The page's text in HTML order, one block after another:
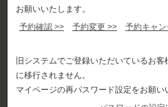
お願いいたします。
予約確認 >>
予約変更 >> 予約キャ
旧システムでご登録いただいているお
に移行されません。
マイページの再パスワード設定をお願い